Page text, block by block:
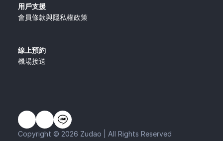
用戶支援
會員條款與隱私權政策
線上預約
機場接送
Copyright © 2026 Zudao | All Rights Reserved